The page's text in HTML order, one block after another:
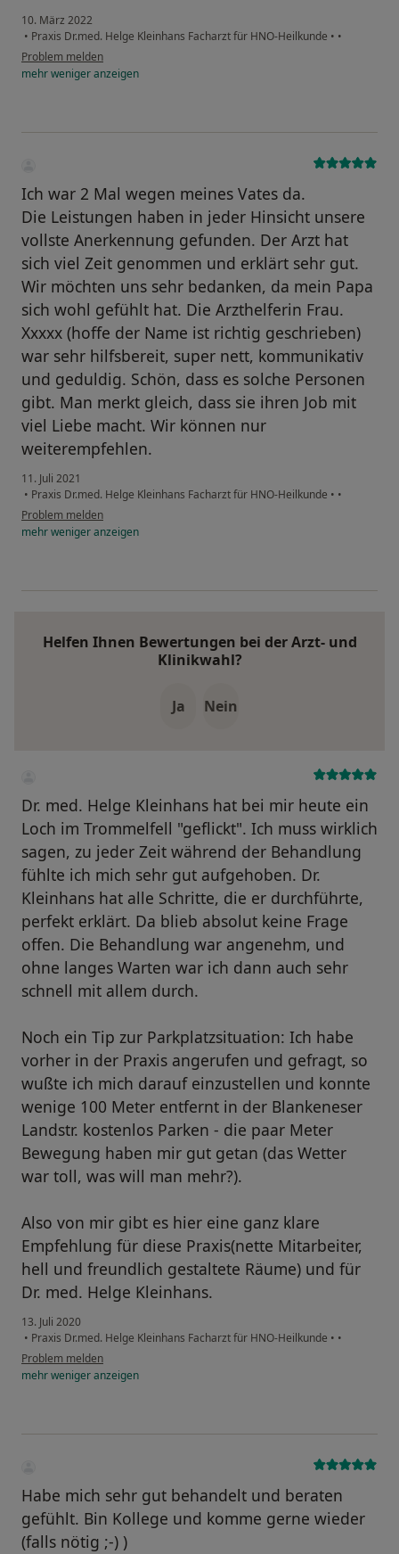
10. März 2022
• Praxis Dr.med. Helge Kleinhans Facharzt für HNO-Heilkunde • •
Problem melden
mehrwenigeranzeigen
Ich war 2 Mal wegen meines Vates da.
Die Leistungen haben in jeder Hinsicht unsere
vollste Anerkennung gefunden. Der Arzt hat
sich viel Zeit genommen und erklärt sehr gut.
Wir möchten uns sehr bedanken, da mein Papa
sich wohl gefühlt hat. Die Arzthelferin Frau.
Xxxxx (hoffe der Name ist richtig geschrieben)
war sehr hilfsbereit, super nett, kommunikativ
und geduldig. Schön, dass es solche Personen
gibt. Man merkt gleich, dass sie ihren Job mit
viel Liebe macht. Wir können nur
weiterempfehlen.
11. Juli 2021
• Praxis Dr.med. Helge Kleinhans Facharzt für HNO-Heilkunde • •
Problem melden
mehrwenigeranzeigen
Helfen Ihnen Bewertungen bei der Arzt- und
Klinikwahl?
Ja Nein
Dr. med. Helge Kleinhans hat bei mir heute ein
Loch im Trommelfell "geflickt". Ich muss wirklich
sagen, zu jeder Zeit während der Behandlung
fühlte ich mich sehr gut aufgehoben. Dr.
Kleinhans hat alle Schritte, die er durchführte,
perfekt erklärt. Da blieb absolut keine Frage
offen. Die Behandlung war angenehm, und
ohne langes Warten war ich dann auch sehr
schnell mit allem durch.
Noch ein Tip zur Parkplatzsituation: Ich habe
vorher in der Praxis angerufen und gefragt, so
wußte ich mich darauf einzustellen und konnte
wenige 100 Meter entfernt in der Blankeneser
Landstr. kostenlos Parken - die paar Meter
Bewegung haben mir gut getan (das Wetter
war toll, was will man mehr?).
Also von mir gibt es hier eine ganz klare
Empfehlung für diese Praxis(nette Mitarbeiter,
hell und freundlich gestaltete Räume) und für
Dr. med. Helge Kleinhans.
13. Juli 2020
• Praxis Dr.med. Helge Kleinhans Facharzt für HNO-Heilkunde • •
Problem melden
mehrwenigeranzeigen
Habe mich sehr gut behandelt und beraten
gefühlt. Bin Kollege und komme gerne wieder
(falls nötig ;-) )